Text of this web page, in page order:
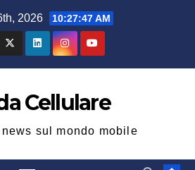
2026 10:27:47 AM
Cellulare
sul mondo mobile